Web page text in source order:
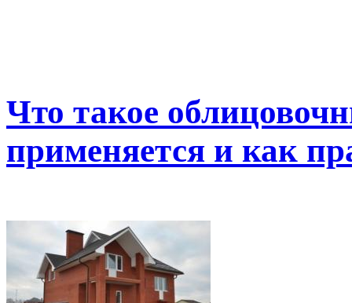
Что такое
применяется и как